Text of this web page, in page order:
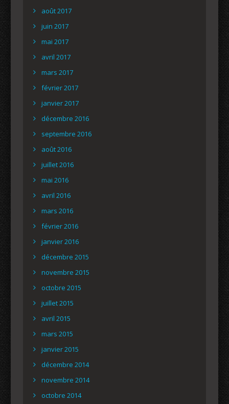
août 2017
juin 2017
mai 2017
avril 2017
mars 2017
février 2017
janvier 2017
décembre 2016
septembre 2016
août 2016
juillet 2016
mai 2016
avril 2016
mars 2016
février 2016
janvier 2016
décembre 2015
novembre 2015
octobre 2015
juillet 2015
avril 2015
mars 2015
janvier 2015
décembre 2014
novembre 2014
octobre 2014